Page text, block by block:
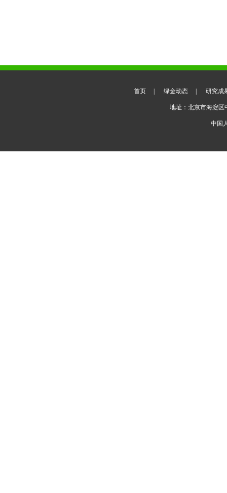
首页 |绿金动态 |研究成
地址：北京市海淀区
中国